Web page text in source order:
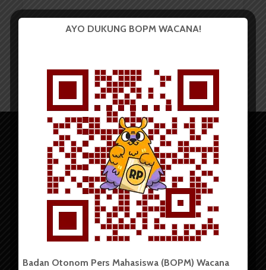
Copyright © 2023. All rights reserved BOPM WACANA.
AYO DUKUNG BOPM WACANA!
Badan Otonom Pers Mahasiswa (BOPM) Wacana